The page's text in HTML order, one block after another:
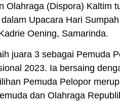
Olahraga (Dispora) Kaltim
Upacara Hari
Oening, Samarinda.
juara 3 sebagai Pemuda
2023. Ia bersaing
Pemuda Pelopor
dan Olahraga